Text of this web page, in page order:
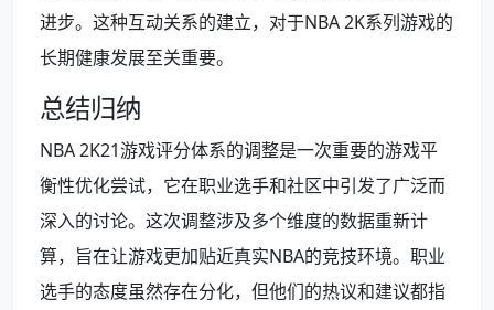
进步。这种互动关系的建立，对于NBA 2K系列游戏的
长期健康发展至关重要。
总结归纳
NBA 2K21游戏评分体系的调整是一次重要的游戏平
衡性优化尝试，它在职业选手和社区中引发了广泛而
深入的讨论。这次调整涉及多个维度的数据重新计
算，旨在让游戏更加贴近真实NBA的竞技环境。职业
选手的态度虽然存在分化，但他们的热议和建议都指